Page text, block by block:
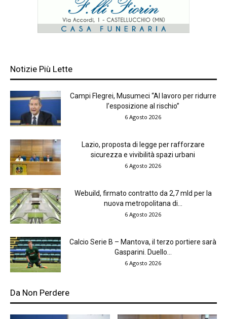
Notizie Più Lette
Campi Flegrei, Musumeci “Al lavoro per ridurre
l’esposizione al rischio”
6 Agosto 2026
Lazio, proposta di legge per rafforzare
sicurezza e vivibilità spazi urbani
6 Agosto 2026
Webuild, firmato contratto da 2,7 mld per la
nuova metropolitana di...
6 Agosto 2026
Calcio Serie B – Mantova, il terzo portiere sarà
Gasparini. Duello...
6 Agosto 2026
Da Non Perdere